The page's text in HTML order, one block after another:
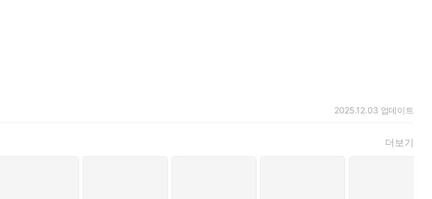
2025.12.03 업데이트
더보기